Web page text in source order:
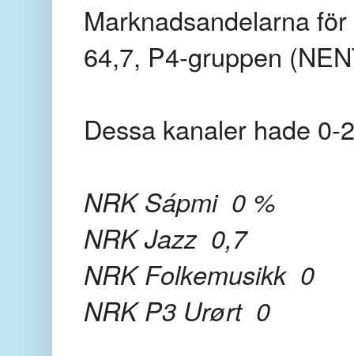
Marknadsandelarna
64,7, P4-gruppen
Dessa kanaler hade
NRK Sápmi 0 %
NRK Jazz 0,7
NRK Folkemusikk 0
NRK P3 Urørt 0